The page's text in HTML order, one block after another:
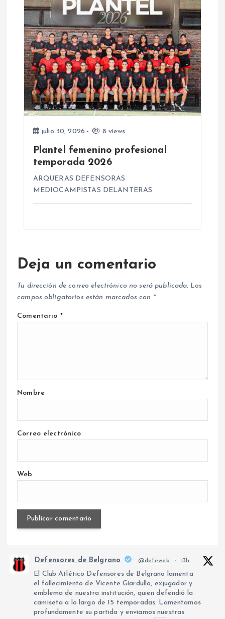
a
s
julio 30, 2026 8 views
Plantel femenino profesional
temporada 2026
ARQUERAS DEFENSORAS
MEDIOCAMPISTAS DELANTERAS
Deja un comentario
Tu dirección de correo electrónico no será publicada. Los
campos obligatorios están marcados con *
Comentario *
Nombre
Correo electrónico
Web
Defensores de Belgrano @defeweb · 13h
El Club Atlético Defensores de Belgrano lamenta
el fallecimiento de Vicente Giardullo, exjugador y
emblema de nuestra institución, quien defendió la
camiseta a lo largo de 15 temporadas. Lamentamos
profundamente su partida y enviamos nuestras